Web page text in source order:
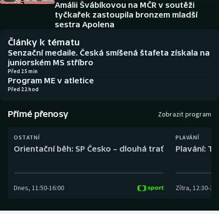
Baseball a softbal
Biatlon
Boby a skeleton
Dostihy
Aplikace ČT sport
AZ kvíz
Amálii Švábíkovou na MČR v soutěži
tyčkařek zastoupila bronzem mladší
sestra Apolena
Články k tématu
Senzační medaile. Česká smíšená štafeta získala na
juniorském MS stříbro
Před 25 min
Program ME v atletice
Před 22 hod
Přímé přenosy Zobrazit program
OSTATNÍ
Orientační běh: SP Česko – dlouhá trať
Dnes, 11:50-16:00
PLAVÁNÍ
Plavání:
Zítra, 12:30-